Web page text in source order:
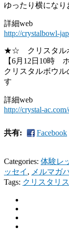
ゆったり横になり
詳細web
http://crystalbowl-
★☆ クリスタル
【6月12日10時
クリスタルボウ
す
詳細web
http://crystal-
共有: Facebook
Categories: 体験レ
ッセイ , メルマガ
Tags: クリスタリ